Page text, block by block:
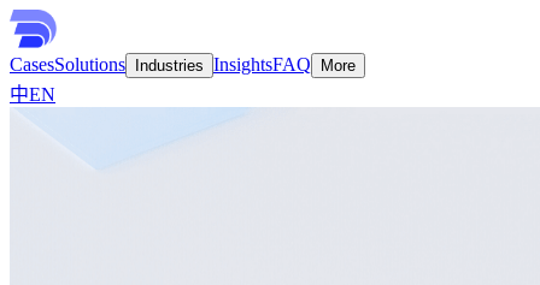
CasesSolutions Industries InsightsFAQ More
中EN